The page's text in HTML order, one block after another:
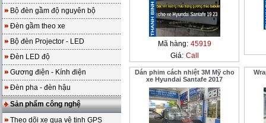
Bộ đèn gầm độ nguyên bộ
Đèn gầm theo xe
Bộ đèn Projector - LED
Đèn LED độ
Gương điện - Kính điện
Đèn pha - đèn hậu
Sản phẩm công nghệ
Theo dõi xe qua vệ tinh GPS
Mã hàng: 45919
Giá: Call
Dán phim cách nhiệt 3M Mỹ cho
xe Hyundai Santafe 2017